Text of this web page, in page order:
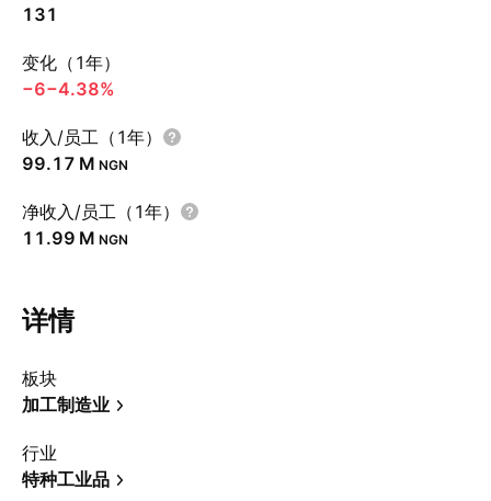
131
变化（1年）
−6−4.38%
收入/员工（1年）
‪99.17 M‬ NGN
净收入/员工（1年）
‪11.99 M‬ NGN
详情
板块
加工制造业
行业
特种工业品